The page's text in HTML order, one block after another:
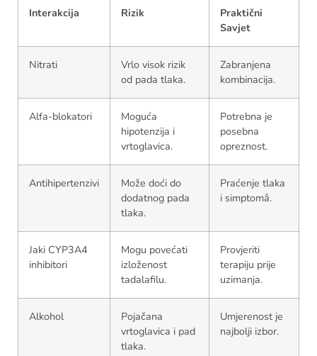
Interakcija Rizik
Praktični
Savjet
Nitrati
Vrlo visok rizik
od pada tlaka.
Zabranjena
kombinacija.
Alfa-blokatori
Moguća
hipotenzija i
vrtoglavica.
Potrebna je
posebna
opreznost.
Antihipertenzivi
Može doći do
dodatnog pada
tlaka.
Praćenje tlaka
i simptomâ.
Jaki CYP3A4
inhibitori
Mogu povećati
izloženost
tadalafilu.
Provjeriti
terapiju prije
uzimanja.
Alkohol
Pojačana
vrtoglavica i pad
tlaka.
Umjerenost je
najbolji izbor.